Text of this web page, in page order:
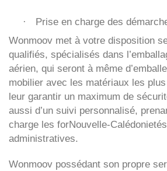
·
Prise en charge des
Wonmoov met à votre disposition
qualifiés, spécialisés dans
aérien, qui seront à même
mobilier avec les matériaux les
leur garantir un maximum de
aussi d’un suivi personnalisé,
charge les forNouvelle-
administratives.
Wonmoov possédant son propre